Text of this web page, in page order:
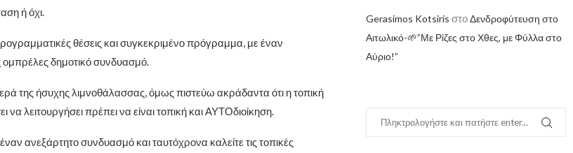
ή όχι.
θέσεις και συγκεκριμένο πρόγραμμα, με έναν
δημοτικό συνδυασμό.
της ήσυχης λιμνοθάλασσας, όμως πιστεύω ακράδαντα ότι η τοπική
να λειτουργήσει πρέπει να είναι τοπική και ΑΥΤΟδιοίκηση.
ανεξάρτητο συνδυασμό και ταυτόχρονα καλείτε τις τοπικές
Gerasimos Kotsiris στοΔενδροφύτευση στο
Αιτωλικό-🌱”Με Ρίζες στο Χθες, με Φύλλα στο
Αύριο!”